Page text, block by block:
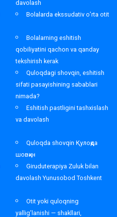
davolash
Bolalarda ekssudativ o’rta otit
Bolalarning eshitish
qobiliyatini qachon va qanday
tekshirish kerak
Quloqdagi shovqin, eshitish
sifati pasayishining sabablari
nimada?
Eshitish pastligini tashxislash
va davolash
Quloqda shovqin Қулоқда
шовқин
Giruduterapiya Zuluk bilan
davolash Yunusobod Toshkent
Otit yoki quloqning
yallig’lanishi — shakllari,